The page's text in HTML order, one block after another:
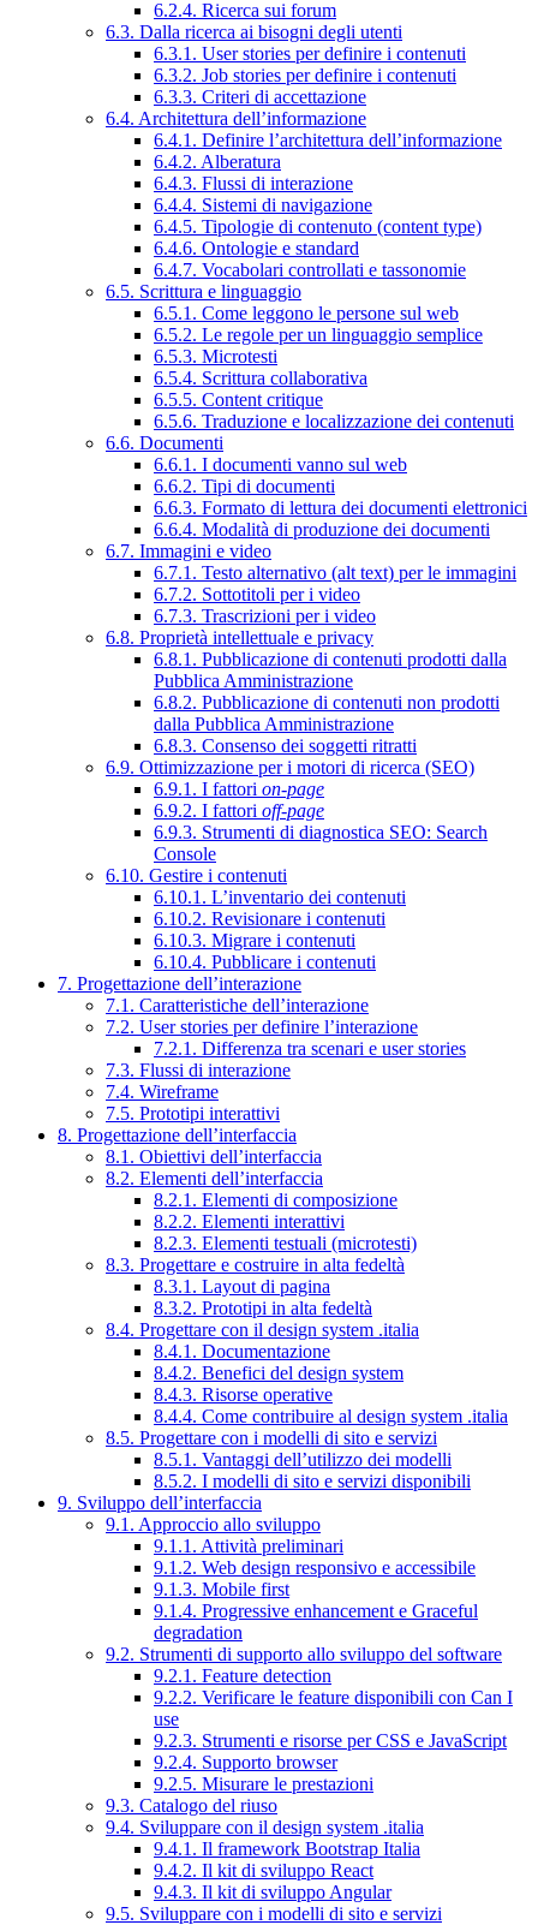
6.2.4. Ricerca sui forum
6.3. Dalla ricerca ai bisogni degli utenti
6.3.1. User stories per definire i contenuti
6.3.2. Job stories per definire i contenuti
6.3.3. Criteri di accettazione
6.4. Architettura dell’informazione
6.4.1. Definire l’architettura dell’informazione
6.4.2. Alberatura
6.4.3. Flussi di interazione
6.4.4. Sistemi di navigazione
6.4.5. Tipologie di contenuto (content type)
6.4.6. Ontologie e standard
6.4.7. Vocabolari controllati e tassonomie
6.5. Scrittura e linguaggio
6.5.1. Come leggono le persone sul web
6.5.2. Le regole per un linguaggio semplice
6.5.3. Microtesti
6.5.4. Scrittura collaborativa
6.5.5. Content critique
6.5.6. Traduzione e localizzazione dei contenuti
6.6. Documenti
6.6.1. I documenti vanno sul web
6.6.2. Tipi di documenti
6.6.3. Formato di lettura dei documenti elettronici
6.6.4. Modalità di produzione dei documenti
6.7. Immagini e video
6.7.1. Testo alternativo (alt text) per le immagini
6.7.2. Sottotitoli per i video
6.7.3. Trascrizioni per i video
6.8. Proprietà intellettuale e privacy
6.8.1. Pubblicazione di contenuti prodotti dalla
Pubblica Amministrazione
6.8.2. Pubblicazione di contenuti non prodotti
dalla Pubblica Amministrazione
6.8.3. Consenso dei soggetti ritratti
6.9. Ottimizzazione per i motori di ricerca (SEO)
6.9.1. I fattori on-page
6.9.2. I fattori off-page
6.9.3. Strumenti di diagnostica SEO: Search
Console
6.10. Gestire i contenuti
6.10.1. L’inventario dei contenuti
6.10.2. Revisionare i contenuti
6.10.3. Migrare i contenuti
6.10.4. Pubblicare i contenuti
7. Progettazione dell’interazione
7.1. Caratteristiche dell’interazione
7.2. User stories per definire l’interazione
7.2.1. Differenza tra scenari e user stories
7.3. Flussi di interazione
7.4. Wireframe
7.5. Prototipi interattivi
8. Progettazione dell’interfaccia
8.1. Obiettivi dell’interfaccia
8.2. Elementi dell’interfaccia
8.2.1. Elementi di composizione
8.2.2. Elementi interattivi
8.2.3. Elementi testuali (microtesti)
8.3. Progettare e costruire in alta fedeltà
8.3.1. Layout di pagina
8.3.2. Prototipi in alta fedeltà
8.4. Progettare con il design system .italia
8.4.1. Documentazione
8.4.2. Benefici del design system
8.4.3. Risorse operative
8.4.4. Come contribuire al design system .italia
8.5. Progettare con i modelli di sito e servizi
8.5.1. Vantaggi dell’utilizzo dei modelli
8.5.2. I modelli di sito e servizi disponibili
9. Sviluppo dell’interfaccia
9.1. Approccio allo sviluppo
9.1.1. Attività preliminari
9.1.2. Web design responsivo e accessibile
9.1.3. Mobile first
9.1.4. Progressive enhancement e Graceful
degradation
9.2. Strumenti di supporto allo sviluppo del software
9.2.1. Feature detection
9.2.2. Verificare le feature disponibili con Can I
use
9.2.3. Strumenti e risorse per CSS e JavaScript
9.2.4. Supporto browser
9.2.5. Misurare le prestazioni
9.3. Catalogo del riuso
9.4. Sviluppare con il design system .italia
9.4.1. Il framework Bootstrap Italia
9.4.2. Il kit di sviluppo React
9.4.3. Il kit di sviluppo Angular
9.5. Sviluppare con i modelli di sito e servizi